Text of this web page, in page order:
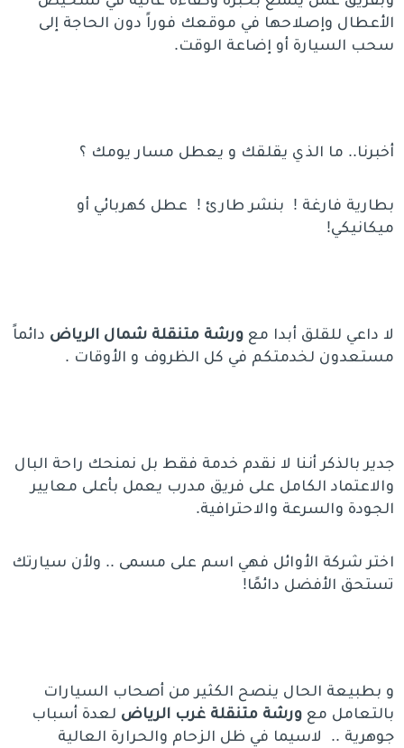
الأعطال وإصلاحها في موقعك فوراً دون الحاجة إلى
سحب السيارة أو إضاعة الوقت.
أخبرنا.. ما الذي يقلقك و يعطل مسار يومك ؟
بطارية فارغة ! بنشر طارئ ! عطل كهربائي أو
ميكانيكي!
لا داعي للقلق أبدا معورشة متنقلة شمال الرياض دائماً
مستعدون لخدمتكم في كل الظروف و الأوقات .
جدير بالذكر أننا لا نقدم خدمة فقط بل نمنحك راحة البال
والاعتماد الكامل على فريق مدرب يعمل بأعلى معايير
الجودة والسرعة والاحترافية.
اختر شركة الأوائل فهي اسم على مسمى .. ولأن سيارتك
تستحق الأفضل دائمًا!
و بطبيعة الحال ينصح الكثير من أصحاب السيارات
بالتعامل معورشة متنقلة غرب الرياض لعدة أسباب
جوهرية .. لاسيما في ظل الزحام والحرارة العالية